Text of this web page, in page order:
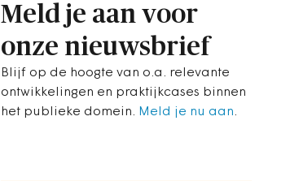
Meld je aan voor
onze nieuwsbrief
Blijf op de hoogte van o.a. relevante
ontwikkelingen en praktijkcases binnen
het publieke domein. Meld je nu aan.